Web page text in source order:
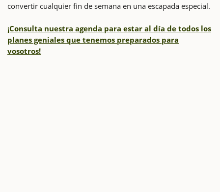
convertir cualquier fin de semana en una escapada especial.
¡Consulta nuestra agenda para estar al día de todos los
planes geniales que tenemos preparados para
vosotros!